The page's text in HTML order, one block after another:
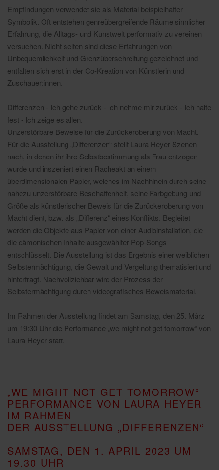
Empfindungen verwendet sie als Material beispielhafter
Symbolik. Oft entstehen genreübergreifende Räume sinnlicher
Erfahrung, die Alltags- und Kunstwelt performativ zu vereinen
versuchen. Nicht selten sind diese Erfahrungen von
Unbequemlichkeit und Grenzüberschreitung gezeichnet und
entfalten sich erst in der Co-Kreation von Künstlerin und
Zuschauer:innen.
Differenzen - Ich gehe zurück - Ich nehme mir zurück - Ich halte
fest - Ich zeige es allen.
Unzerstörbare Beweise für die Zurückeroberung von Macht.
Für die Ausstellung „Differenzen“ stellt Laura Heyer Szenen
nach, in denen ihr ihre Selbstbestimmung als Frau entzogen
wurde und inszeniert einen Racheakt an einem
überdimensionalen Papier, welches im Nachhinein durch seine
nahezu unzerstörbare Beschaffenheit, seine Farbgebung und
Größe als künstlerischer Beweis für die Zurückeroberung von
Macht dient, bzw. als „Differenz“ eines Konflikts. Begleitet
werden die Objekte aus Papier von einer Audioinstallation, die
die dämonischen Inhalte ausgewählter Pop-Songs
entschlüsselt. Die Ausstellung ist das Ergebnis einer weiblichen
Selbstermächtigung, die Gewalt und Vergeltung thematisiert und
hinterfragt. Nachvollziehbar wird der Prozess der
Selbstermächtigung durch videografisches Beweismaterial.
Im Rahmen der Ausstellung findet am Samstag, den 25. März
um 19:30 Uhr die Performance „we might not get tomorrow“ von
Laura Heyer statt.
„WE MIGHT NOT GET TOMORROW“
PERFORMANCE VON LAURA HEYER
IM RAHMEN
DER AUSSTELLUNG „DIFFERENZEN“
SAMSTAG, DEN 1. APRIL 2023 UM
19.30 UHR